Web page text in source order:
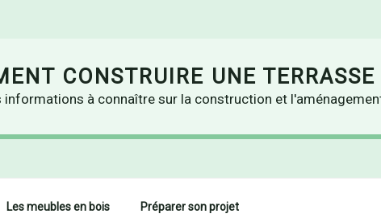
CONSTRUIRE UNE
informations à connaître sur la construction et
Les meubles en bois Préparer son projet